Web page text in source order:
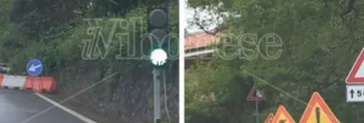
SOCIETÀ
CULTURA
ECONOMIA E LAVORO
EVENTI